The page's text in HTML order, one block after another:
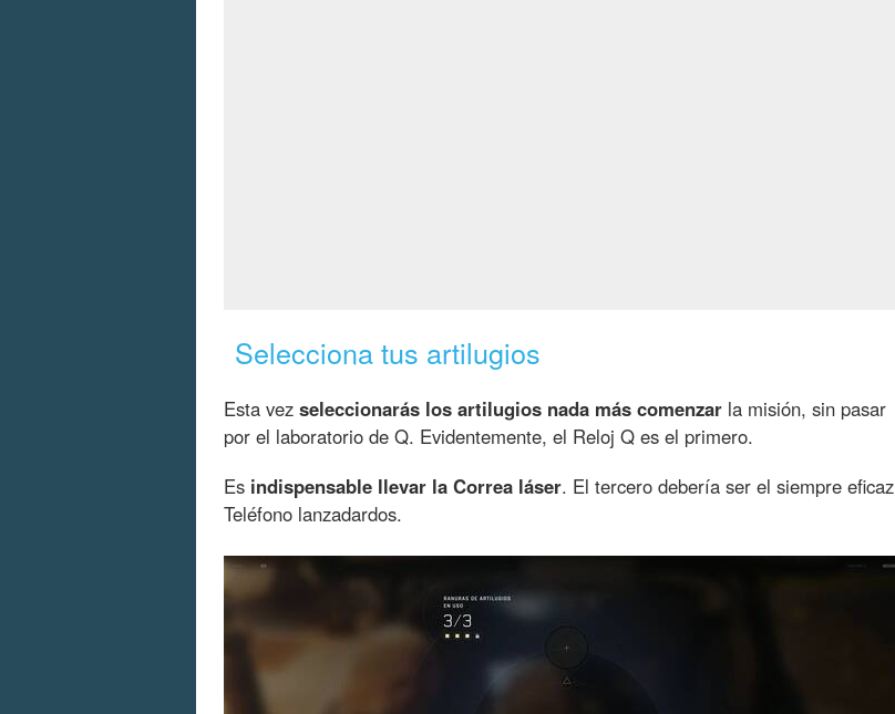
Selecciona tus artilugios
Esta vez seleccionarás los artilugios nada más comenzar la misión, sin pasar
por el laboratorio de Q. Evidentemente, el Reloj Q es el primero.
Es indispensable llevar la Correa láser. El tercero debería ser el siempre eficaz
Teléfono lanzadardos.